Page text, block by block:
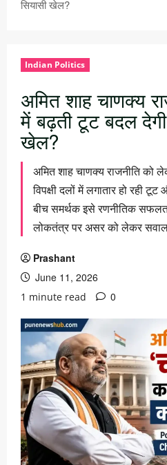
सियासी खेल?
Indian Politics
अमित शाह चाणक्य
में बढ़ती टूट बदल
खेल?
अमित शाह चाणक्य राजनीति को
विपक्षी दलों में लगातार हो रही
बीच समर्थक इसे रणनीतिक
लोकतंत्र पर असर को लेकर
Prashant
June 11, 2026
1 minute read 0